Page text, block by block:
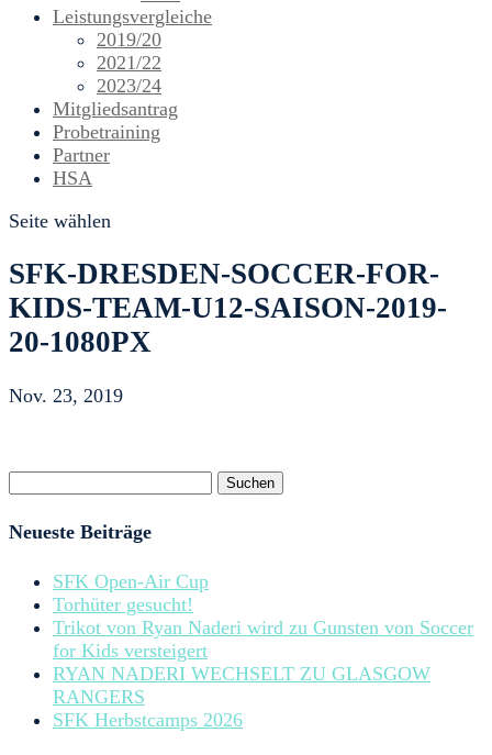
Leistungsvergleiche
2019/20
2021/22
2023/24
Mitgliedsantrag
Probetraining
Partner
HSA
Seite wählen
SFK-DRESDEN-SOCCER-FOR-
KIDS-TEAM-U12-SAISON-2019-
20-1080PX
Nov. 23, 2019
Suchen
Neueste Beiträge
SFK Open-Air Cup
Torhüter gesucht!
Trikot von Ryan Naderi wird zu Gunsten von Soccer
for Kids versteigert
RYAN NADERI WECHSELT ZU GLASGOW
RANGERS
SFK Herbstcamps 2026